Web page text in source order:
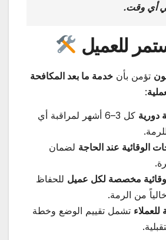
أي وقت.
للعميل
تؤمن بأن خدمة ما بعد المكافحة
:
دورية
كل 3–6 أشهر لمراقبة أي
الوقائية عند الحاجة لضمان
وقائية مخصصة لكل عميل للحفاظ
من الرمة.
للعملاء تشمل تقييم الوضع وخطة